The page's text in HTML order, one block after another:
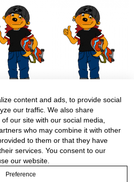
content and ads, to provide social
our traffic. We also share
our site with our social media,
who may combine it with other
to them or that they have
services. You consent to our
our website.
Preference